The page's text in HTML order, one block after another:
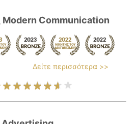
Communication
Δείτε περισσότερα >>